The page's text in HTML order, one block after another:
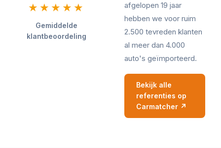
★★★★★
Gemiddelde
klantbeoordeling
afgelopen 19 jaar
hebben we voor ruim
2.500 tevreden klanten
al meer dan 4.000
auto's geïmporteerd.
Bekijk alle
referenties op
Carmatcher ↗